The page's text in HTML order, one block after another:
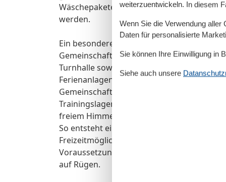
Wäschepakete (Bettwäsche und
werden.
Ein besonderes Merkmal des Feriendorfs
Gemeinschaftseinrichtungen direkt auf
Turnhalle sowie ein Fitnessraum zur
Ferienanlagen der Region kaum zu finden
Gemeinschafts- und Tagungsräume, die
Trainingslager eignen. Ein Grillplatz sorgt
freiem Himmel.
So entsteht eine besondere Kombination
Freizeitmöglichkeiten sowie komfortablem
Voraussetzungen für erholsame
auf Rügen.
weiterzuentwickeln. In diesem
Wenn Sie die Verwendung
Daten für personalisierte
Sie können Ihre Einwilligung in
Siehe auch unsere